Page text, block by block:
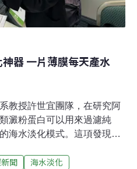
器 一片薄膜每天產水
教授許世宜團隊，在研究阿
澱粉蛋白可以用來過濾純
海水淡化模式。這項發現去
滲透法產能高出200倍，新
聞 海水淡化